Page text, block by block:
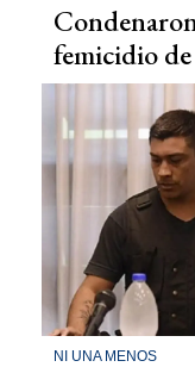
femicidio
NI UNA MENOS